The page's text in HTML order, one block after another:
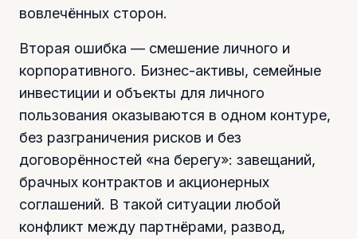
вовлечённых сторон.
Вторая ошибка — смешение личного и
корпоративного. Бизнес-активы, семейные
инвестиции и объекты для личного
пользования оказываются в одном контуре,
без разграничения рисков и без
договорённостей «на берегу»: завещаний,
брачных контрактов и акционерных
соглашений. В такой ситуации любой
конфликт между партнёрами, развод,